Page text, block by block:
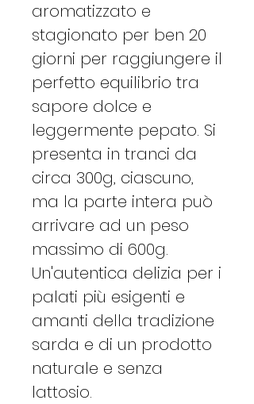
aromatizzato e
stagionato per ben 20
giorni per raggiungere il
perfetto equilibrio tra
sapore dolce e
leggermente pepato. Si
presenta in tranci da
circa 300g, ciascuno,
ma la parte intera può
arrivare ad un peso
massimo di 600g.
Un'autentica delizia per i
palati più esigenti e
amanti della tradizione
sarda e di un prodotto
naturale e senza
lattosio.